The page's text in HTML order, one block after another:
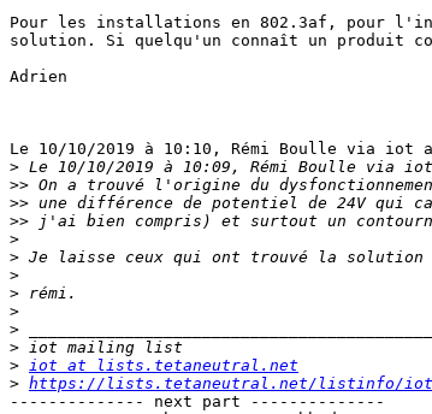
Pour les installations en 802.3af, pour
solution. Si quelqu'un connaît un produit
Adrien
Le 10/10/2019 à 10:10, Rémi Boulle via iot
>
>>
>>
>>
>
>
>
>
>
>
>
> iot at lists.tetaneutral.net
> https://lists.tetaneutral.net/listinfo/iot
-------------- next part --------------